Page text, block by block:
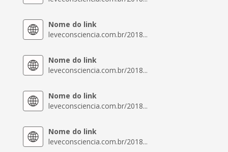
Nome do link
leveconsciencia.com.br/2018...
Nome do link
leveconsciencia.com.br/2018...
Nome do link
leveconsciencia.com.br/2018...
Nome do link
leveconsciencia.com.br/2018...